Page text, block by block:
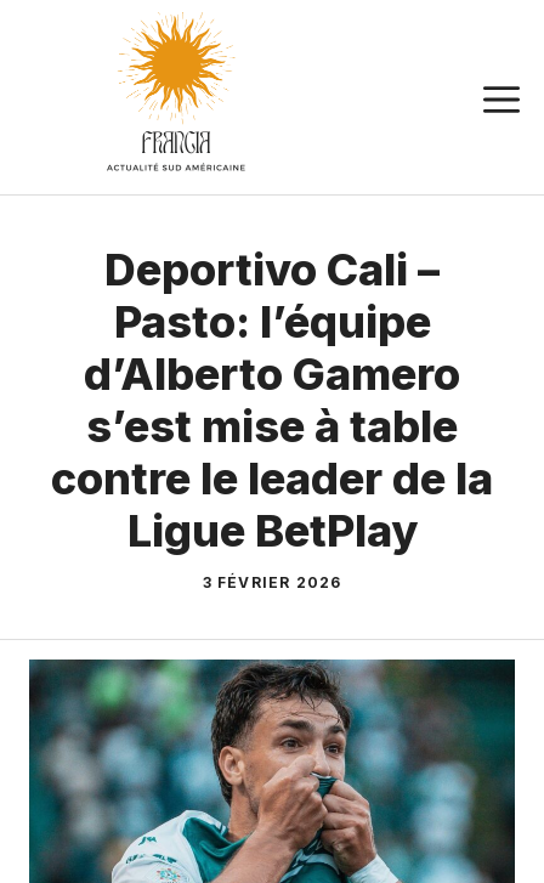
Deportivo Cali –
Pasto: l’équipe
d’Alberto Gamero
s’est mise à table
contre le leader de la
Ligue BetPlay
3 FÉVRIER 2026